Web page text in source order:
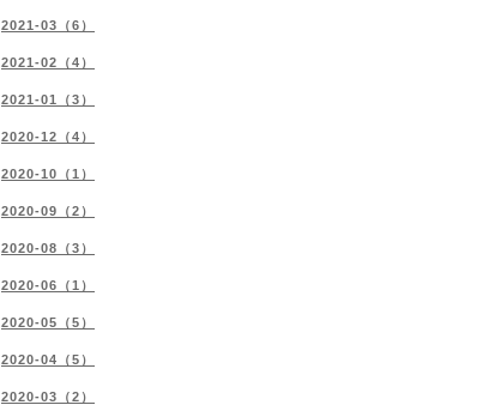
2021-03（6）
2021-02（4）
2021-01（3）
2020-12（4）
2020-10（1）
2020-09（2）
2020-08（3）
2020-06（1）
2020-05（5）
2020-04（5）
2020-03（2）